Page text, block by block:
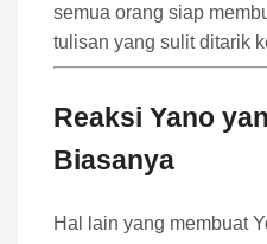
semua orang siap
tulisan yang sulit ditarik
Reaksi Yano
Biasanya
Hal lain yang membuat